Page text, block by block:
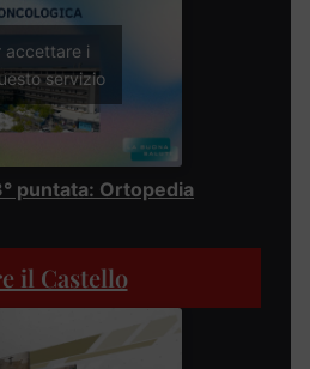
accettare i
servizio
puntata: Ortopedia
il Castello